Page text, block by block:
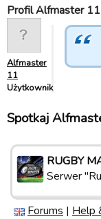
Profil Alfmaster 11
Alfmaster
11
Użytkownik
Spotkaj
RUGBY
Serwer
Forums | Help